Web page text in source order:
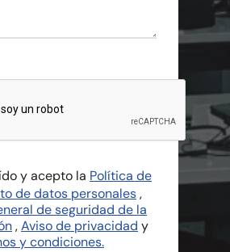
y acepto la Política de
de datos personales,
de seguridad de la
,Aviso de privacidad y
y condiciones.